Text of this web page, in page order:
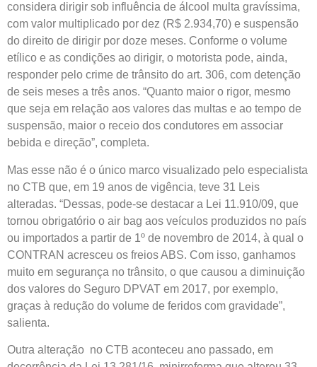
considera dirigir sob influência de álcool multa gravíssima,
com valor multiplicado por dez (R$ 2.934,70) e suspensão
do direito de dirigir por doze meses. Conforme o volume
etílico e as condições ao dirigir, o motorista pode, ainda,
responder pelo crime de trânsito do art. 306, com detenção
de seis meses a três anos. “Quanto maior o rigor, mesmo
que seja em relação aos valores das multas e ao tempo de
suspensão, maior o receio dos condutores em associar
bebida e direção”, completa.
Mas esse não é o único marco visualizado pelo especialista
no CTB que, em 19 anos de vigência, teve 31 Leis
alteradas. “Dessas, pode-se destacar a Lei 11.910/09, que
tornou obrigatório o air bag aos veículos produzidos no país
ou importados a partir de 1º de novembro de 2014, à qual o
CONTRAN acresceu os freios ABS. Com isso, ganhamos
muito em segurança no trânsito, o que causou a diminuição
dos valores do Seguro DPVAT em 2017, por exemplo,
graças à redução do volume de feridos com gravidade”,
salienta.
Outra alteração no CTB aconteceu ano passado, em